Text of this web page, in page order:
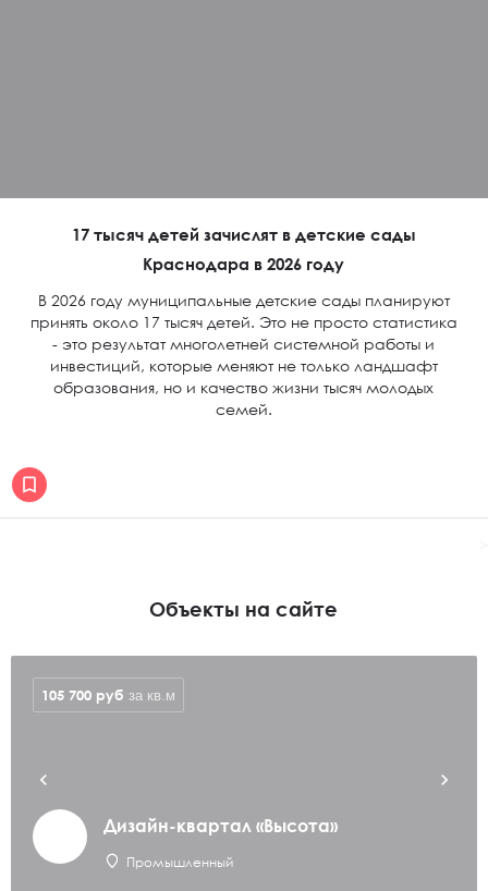
17 тысяч детей зачислят в детские сады
Краснодара в 2026 году
В 2026 году муниципальные детские сады планируют
принять около 17 тысяч детей. Это не просто статистика
- это результат многолетней системной работы и
инвестиций, которые меняют не только ландшафт
образования, но и качество жизни тысяч молодых
семей.
Объекты на сайте
Дизайн-квартал «Высота»
Промышленный
105 700 руб за кв.м